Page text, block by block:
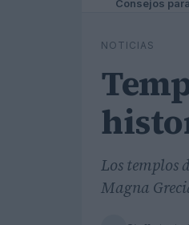
Consejos
NOTICIAS
Los templos
Magna